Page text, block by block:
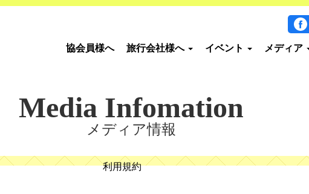
協会員様へ 旅行会社様へ イベント メディア
Media Infomation
メディア情報
利用規約